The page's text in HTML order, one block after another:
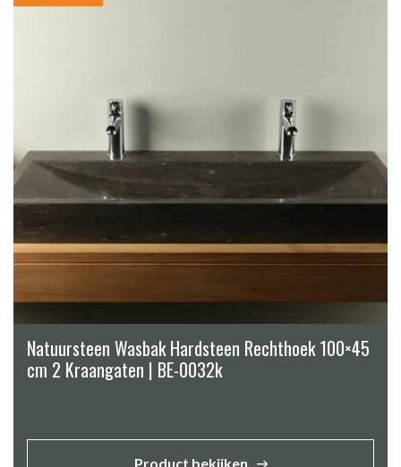
Natuursteen Wasbak Hardsteen Rechthoek 100×45
cm 2 Kraangaten | BE-0032k
Product bekijken